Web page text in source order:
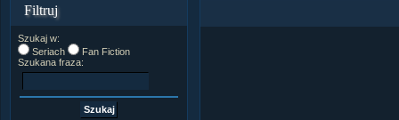
Filtruj
Szukaj w:
Seriach
Fan Fiction
Szukana fraza: